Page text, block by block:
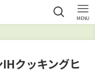
MENU
クッキングヒ